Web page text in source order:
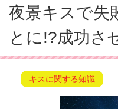
夜景キスで失
とに!?成功さ
キスに関する知識